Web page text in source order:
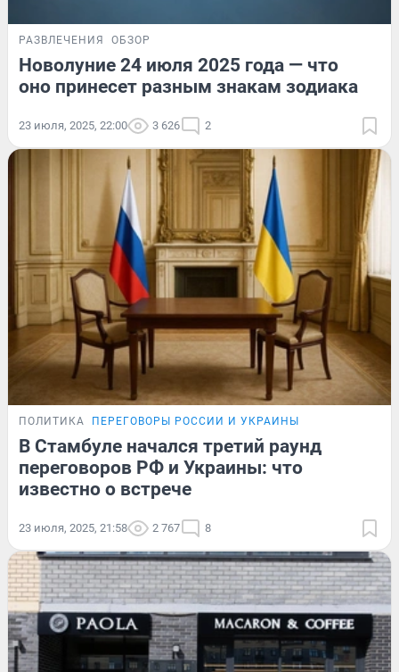
РАЗВЛЕЧЕНИЯ ОБЗОР
Новолуние 24 июля 2025 года — что
оно принесет разным знакам зодиака
23 июля, 2025, 22:00 3 626 2
ПОЛИТИКА ПЕРЕГОВОРЫ РОССИИ И УКРАИНЫ
В Стамбуле начался третий раунд
переговоров РФ и Украины: что
известно о встрече
23 июля, 2025, 21:58 2 767 8